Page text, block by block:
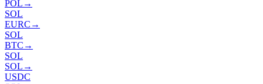
POL →
SOL
EURC →
SOL
BTC →
SOL
SOL →
USDC